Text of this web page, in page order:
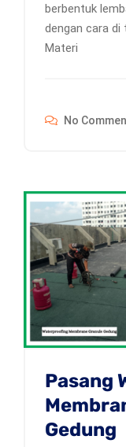
berbentuk
dengan cara di
Materi
No
Pasang
Gedung